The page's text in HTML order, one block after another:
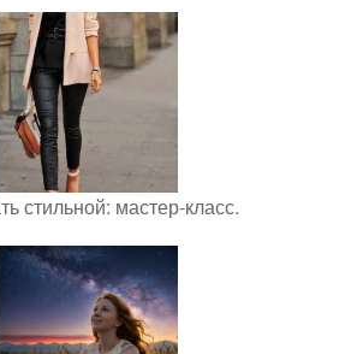
стильной: мастер-класс.